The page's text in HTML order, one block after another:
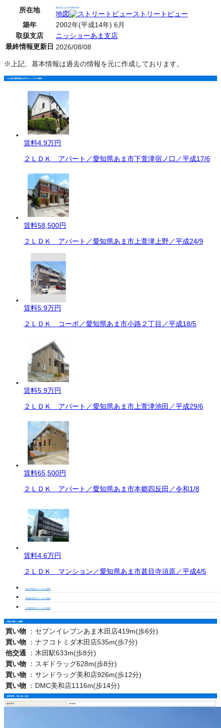
所在地 愛知県あま市木田東阿弥陀
地図
ストリートビュー
築年
2002年(平成14年) 6月
取扱支店
ニッショーあま支店
最終情報更新日 2026/08/08
※上記、基本情報は過去の情報を元に作成しております。
その他の愛知県あま市の２ＬＤＫの物件
賃料4.9万円
２ＬＤＫ アパート／愛知県あま市下萱津宿ノ口／平成17/6
賃料58,500円
２ＬＤＫ アパート／愛知県あま市上萱津上野／平成24/9
賃料5.9万円
２ＬＤＫ コーポ／愛知県あま市小路２丁目／平成18/5
賃料5.9万円
２ＬＤＫ アパート／愛知県あま市上萱津池田／平成29/6
賃料65,500円
２ＬＤＫ アパート／愛知県あま市本郷四反田／令和1/8
賃料4.6万円
２ＬＤＫ マンション／愛知県あま市甚目寺須原／平成4/5
あま市周辺の２ＬＤＫの物件
木田駅周辺の２ＬＤＫの物件
七宝駅周辺の２ＬＤＫの物件
周辺の暮らし情報
買い物 ： セブンイレブンあま木田店419m(歩6分)
買い物
： ナフコトミダ木田店535m(歩7分)
他交通
： 木田駅633m(歩8分)
買い物
： スギドラッグ628m(歩8分)
買い物
： サンドラッグ美和店926m(歩12分)
買い物
： DMC美和店1116m(歩14分)
物件番号・取り扱い支店
物件番号 7851680